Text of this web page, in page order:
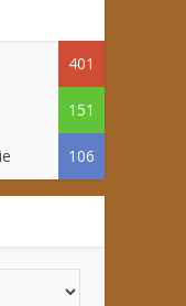
401
151
106